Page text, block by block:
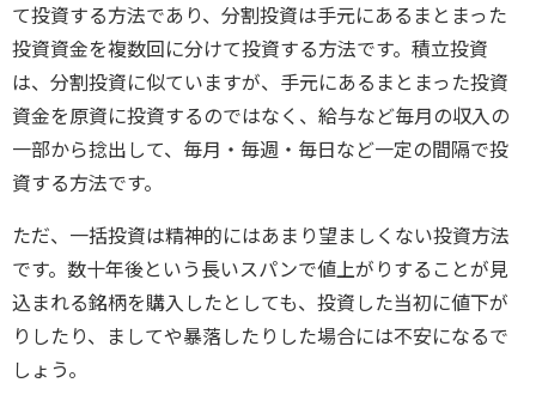
て投資する方法であり、分割投資は手元にあるまとまった
投資資金を複数回に分けて投資する方法です。積立投資
は、分割投資に似ていますが、手元にあるまとまった投資
資金を原資に投資するのではなく、給与など毎月の収入の
一部から捻出して、毎月・毎週・毎日など一定の間隔で投
資する方法です。
ただ、一括投資は精神的にはあまり望ましくない投資方法
です。数十年後という長いスパンで値上がりすることが見
込まれる銘柄を購入したとしても、投資した当初に値下が
りしたり、ましてや暴落したりした場合には不安になるで
しょう。